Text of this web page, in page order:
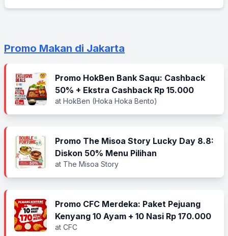
Promo Makan di Jakarta
Promo HokBen Bank Saqu: Cashback
50% + Ekstra Cashback Rp 15.000
at HokBen (Hoka Hoka Bento)
Promo The Misoa Story Lucky Day 8.8:
Diskon 50% Menu Pilihan
at The Misoa Story
Promo CFC Merdeka: Paket Pejuang
Kenyang 10 Ayam + 10 Nasi Rp 170.000
at CFC